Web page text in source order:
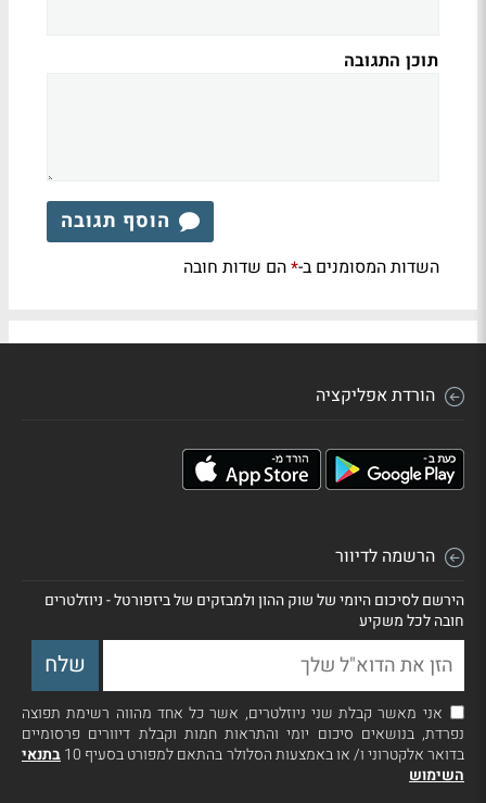
תוכן התגובה
הוסף תגובה
השדות המסומנים ב-*הם שדות חובה
הורדת אפליקציה
הרשמה לדיוור
הירשם לסיכום היומי של שוק ההון ולמבזקים של ביזפורטל - ניוזלטרים
חובה לכל משקיע
אני מאשר קבלת שני ניוזלטרים, אשר כל אחד מהווה רשימת תפוצה
נפרדת, בנושאים סיכום יומי והתראות חמות וקבלת דיוורים פרסומיים
בדואר אלקטרוני ו/ או באמצעות הסלולר בהתאם למפורט בסעיף 10
בתנאי
השימוש